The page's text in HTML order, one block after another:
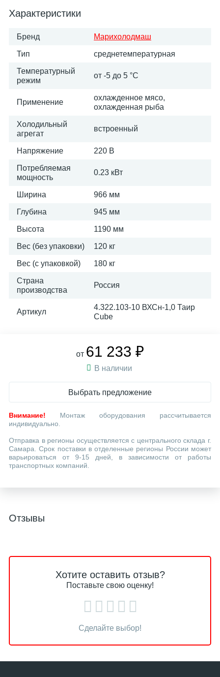
Характеристики
Бренд Марихолодмаш
Тип среднетемпературная
Температурный
режим
от -5 до 5 °C
Применение
охлажденное мясо,
охлажденная рыба
Холодильный
агрегат
встроенный
Напряжение 220 В
Потребляемая
мощность
0.23 кВт
Ширина 966 мм
Глубина 945 мм
Высота 1190 мм
Вес (без упаковки) 120 кг
Вес (с упаковкой) 180 кг
Страна
производства
Россия
Артикул
4.322.103-10 ВХСн-1,0 Таир
Cube
от 61 233 ₽
В наличии
Выбрать предложение
Внимание! Монтаж оборудования рассчитывается
индивидуально.
Отправка в регионы осуществляется с центрального склада г.
Самара. Срок поставки в отделенные регионы России может
варьироваться от 9-15 дней, в зависимости от работы
транспортных компаний.
Отзывы
Хотите оставить отзыв?
Поставьте свою оценку!
Сделайте выбор!